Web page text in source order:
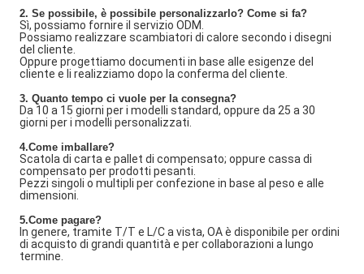
2. Se possibile, è possibile personalizzarlo? Come si fa?
Sì, possiamo fornire il servizio ODM.
Possiamo realizzare scambiatori di calore secondo i disegni
del cliente.
Oppure progettiamo documenti in base alle esigenze del
cliente e li realizziamo dopo la conferma del cliente.
3. Quanto tempo ci vuole per la consegna?
Da 10 a 15 giorni per i modelli standard, oppure da 25 a 30
giorni per i modelli personalizzati.
4.Come imballare?
Scatola di carta e pallet di compensato; oppure cassa di
compensato per prodotti pesanti.
Pezzi singoli o multipli per confezione in base al peso e alle
dimensioni.
5.Come pagare?
In genere, tramite T/T e L/C a vista, OA è disponibile per ordini
di acquisto di grandi quantità e per collaborazioni a lungo
termine.